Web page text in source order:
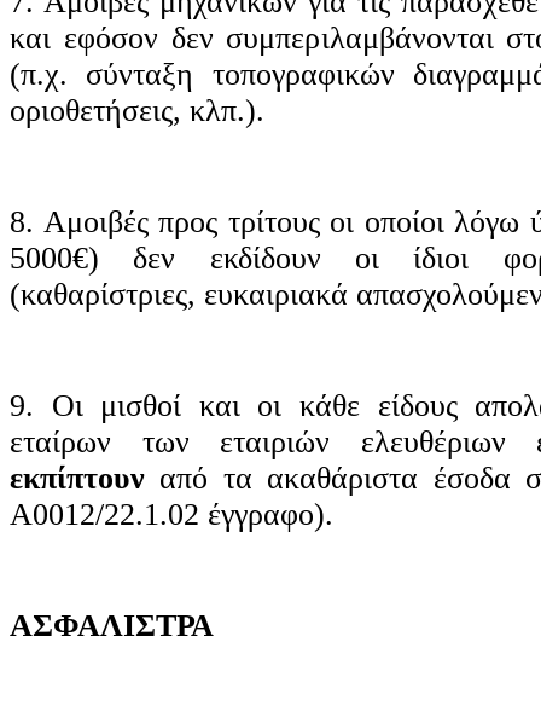
και εφόσον δεν συμπεριλαμβάνονται
(π.χ. σύνταξη τοπογραφικών
οριοθετήσεις, κλπ.).
8. Αμοιβές προς τρίτους οι οποίοι
5000€) δεν εκδίδουν οι ίδιοι
(καθαρίστριες, ευκαιριακά
9. Οι μισθοί και οι κάθε είδους
εταίρων των εταιριών
εκπίπτουν από τα ακαθάριστα έσοδα
Α0012/22.1.02 έγγραφο).
ΑΣΦΑΛΙΣΤΡΑ